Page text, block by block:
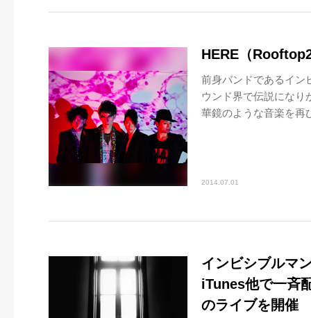
HERE（
前身バンドであるイン
ウンド界で伝説になり
華鏡のような音楽を再
2014.07.01
インビシブルマ
iTunes他で一斉
のライブを開催